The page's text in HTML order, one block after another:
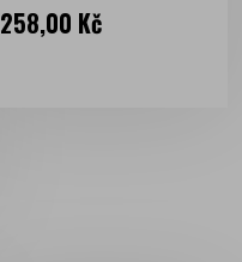
Cena
258,00 Kč